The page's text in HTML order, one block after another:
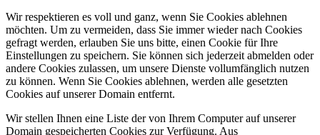
Wir respektieren es voll und ganz, wenn Sie Cookies ablehnen
möchten. Um zu vermeiden, dass Sie immer wieder nach Cookies
gefragt werden, erlauben Sie uns bitte, einen Cookie für Ihre
Einstellungen zu speichern. Sie können sich jederzeit abmelden oder
andere Cookies zulassen, um unsere Dienste vollumfänglich nutzen
zu können. Wenn Sie Cookies ablehnen, werden alle gesetzten
Cookies auf unserer Domain entfernt.
Wir stellen Ihnen eine Liste der von Ihrem Computer auf unserer
Domain gespeicherten Cookies zur Verfügung. Aus